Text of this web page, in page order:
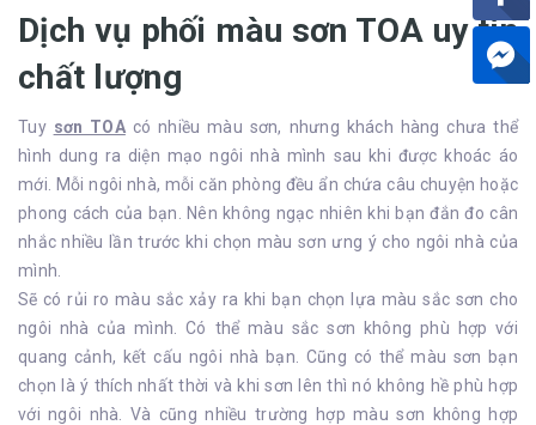
Dịch vụ phối màu sơn TOA uy tín
chất lượng
Tuy sơn TOA có nhiều màu sơn, nhưng khách hàng chưa thể
hình dung ra diện mạo ngôi nhà mình sau khi được khoác áo
mới. Mỗi ngôi nhà, mỗi căn phòng đều ẩn chứa câu chuyện hoặc
phong cách của bạn. Nên không ngạc nhiên khi bạn đắn đo cân
nhắc nhiều lần trước khi chọn màu sơn ưng ý cho ngôi nhà của
mình.
Sẽ có rủi ro màu sắc xảy ra khi bạn chọn lựa màu sắc sơn cho
ngôi nhà của mình. Có thể màu sắc sơn không phù hợp với
quang cảnh, kết cấu ngôi nhà bạn. Cũng có thể màu sơn bạn
chọn là ý thích nhất thời và khi sơn lên thì nó không hề phù hợp
với ngôi nhà. Và cũng nhiều trường hợp màu sơn không hợp